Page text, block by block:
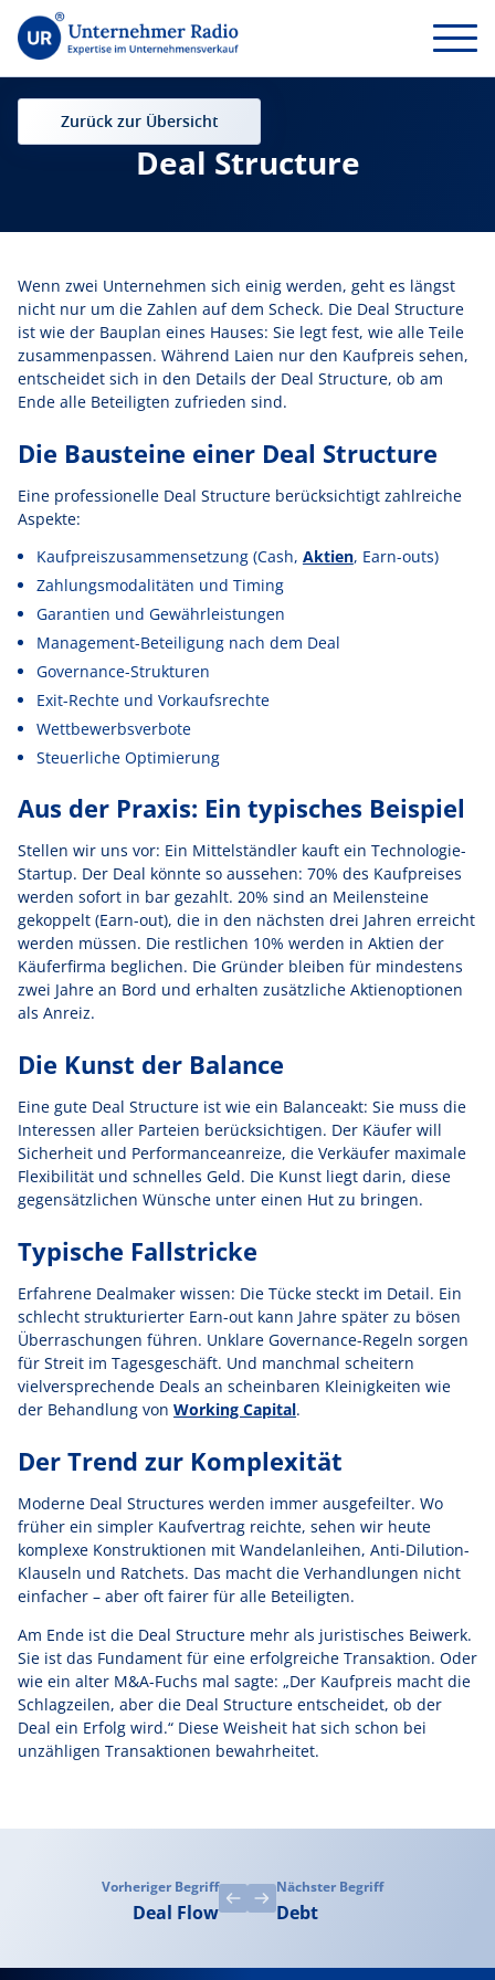
Zurück zur Übersicht
Deal Structure
Wenn zwei Unternehmen sich einig werden, geht es längst
nicht nur um die Zahlen auf dem Scheck. Die Deal Structure
ist wie der Bauplan eines Hauses: Sie legt fest, wie alle Teile
zusammenpassen. Während Laien nur den Kaufpreis sehen,
entscheidet sich in den Details der Deal Structure, ob am
Ende alle Beteiligten zufrieden sind.
Die Bausteine einer Deal Structure
Eine professionelle Deal Structure berücksichtigt zahlreiche
Aspekte:
Kaufpreiszusammensetzung (Cash, Aktien, Earn-outs)
Zahlungsmodalitäten und Timing
Garantien und Gewährleistungen
Management-Beteiligung nach dem Deal
Governance-Strukturen
Exit-Rechte und Vorkaufsrechte
Wettbewerbsverbote
Steuerliche Optimierung
Aus der Praxis: Ein typisches Beispiel
Stellen wir uns vor: Ein Mittelständler kauft ein Technologie-
Startup. Der Deal könnte so aussehen: 70% des Kaufpreises
werden sofort in bar gezahlt. 20% sind an Meilensteine
gekoppelt (Earn-out), die in den nächsten drei Jahren erreicht
werden müssen. Die restlichen 10% werden in Aktien der
Käuferfirma beglichen. Die Gründer bleiben für mindestens
zwei Jahre an Bord und erhalten zusätzliche Aktienoptionen
als Anreiz.
Die Kunst der Balance
Eine gute Deal Structure ist wie ein Balanceakt: Sie muss die
Interessen aller Parteien berücksichtigen. Der Käufer will
Sicherheit und Performanceanreize, die Verkäufer maximale
Flexibilität und schnelles Geld. Die Kunst liegt darin, diese
gegensätzlichen Wünsche unter einen Hut zu bringen.
Typische Fallstricke
Erfahrene Dealmaker wissen: Die Tücke steckt im Detail. Ein
schlecht strukturierter Earn-out kann Jahre später zu bösen
Überraschungen führen. Unklare Governance-Regeln sorgen
für Streit im Tagesgeschäft. Und manchmal scheitern
vielversprechende Deals an scheinbaren Kleinigkeiten wie
der Behandlung von Working Capital.
Der Trend zur Komplexität
Moderne Deal Structures werden immer ausgefeilter. Wo
früher ein simpler Kaufvertrag reichte, sehen wir heute
komplexe Konstruktionen mit Wandelanleihen, Anti-Dilution-
Klauseln und Ratchets. Das macht die Verhandlungen nicht
einfacher – aber oft fairer für alle Beteiligten.
Am Ende ist die Deal Structure mehr als juristisches Beiwerk.
Sie ist das Fundament für eine erfolgreiche Transaktion. Oder
wie ein alter M&A-Fuchs mal sagte: „Der Kaufpreis macht die
Schlagzeilen, aber die Deal Structure entscheidet, ob der
Deal ein Erfolg wird.“ Diese Weisheit hat sich schon bei
unzähligen Transaktionen bewahrheitet.
Vorheriger Begriff
Deal Flow
Nächster Begriff
Debt